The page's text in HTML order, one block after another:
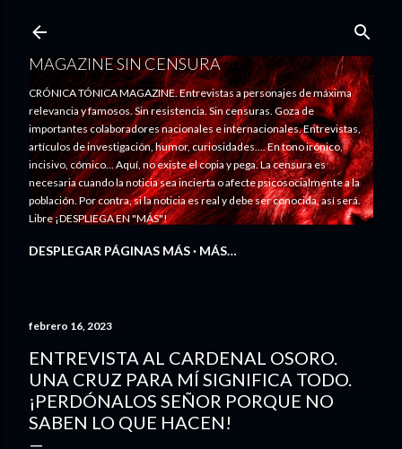
MAGAZINE SIN CENSURA
CRÓNICA TÓNICA MAGAZINE. Entrevistas a personajes de máxima
relevancia y famosos. Sin resistencia. Sin censuras. Goza de
importantes colaboradores nacionales e internacionales. Entrevistas,
artículos de investigación, humor, curiosidades.... En tono irónico,
incisivo, cómico... Aquí, no existe el copia y pega. La censura es
necesaria cuando la noticia sea incierta o afecte psicosocialmente a la
población. Por contra, si la noticia es real y debe ser conocida, así será.
Libre ¡DESPLIEGA EN "MÁS"!
DESPLEGAR PÁGINAS MÁS MÁS…
febrero 16, 2023
ENTREVISTA AL CARDENAL OSORO.
UNA CRUZ PARA MÍ SIGNIFICA TODO.
¡PERDÓNALOS SEÑOR PORQUE NO
SABEN LO QUE HACEN!